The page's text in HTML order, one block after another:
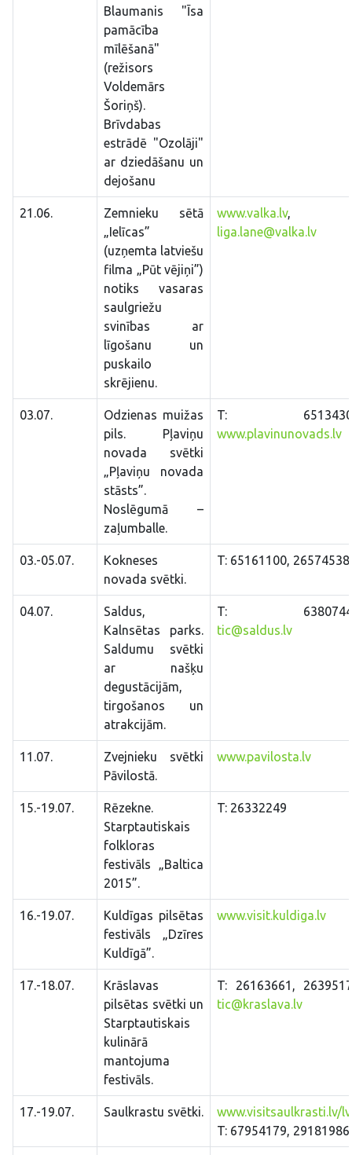
Blaumanis "Īsa
pamācība
mīlēšanā"
(režisors
Voldemārs
Šoriņš).
Brīvdabas
estrādē "Ozolāji"
ar dziedāšanu un
dejošanu
21.06.
Zemnieku sētā
„Ielīcas”
(uzņemta latviešu
filma „Pūt vējiņi”)
notiks vasaras
saulgriežu
svinības ar
līgošanu un
puskailo
skrējienu.
www.valka.lv,
liga.lane@valka.lv
03.07.
Odzienas muižas
pils. Pļaviņu
novada svētki
„Pļaviņu novada
stāsts”.
Noslēgumā –
zaļumballe.
T:
www.plavinunovads.lv
03.-05.07.
Kokneses
novada svētki.
T: 65161100, 26574538
04.07.
Saldus,
Kalnsētas parks.
Saldumu svētki
ar našķu
degustācijām,
tirgošanos un
atrakcijām.
T:
tic@saldus.lv
11.07.
Zvejnieku svētki
Pāvilostā.
www.pavilosta.lv
15.-19.07.
Rēzekne.
Starptautiskais
folkloras
festivāls „Baltica
2015”.
T: 26332249
16.-19.07.
Kuldīgas pilsētas
festivāls „Dzīres
Kuldīgā”.
www.visit.kuldiga.lv
17.-18.07.
Krāslavas
pilsētas svētki un
Starptautiskais
kulinārā
mantojuma
festivāls.
T: 26163661,
tic@kraslava.lv
17.-19.07. Saulkrastu svētki. www.visitsaulkrasti.lv/lv
T: 67954179, 29181986